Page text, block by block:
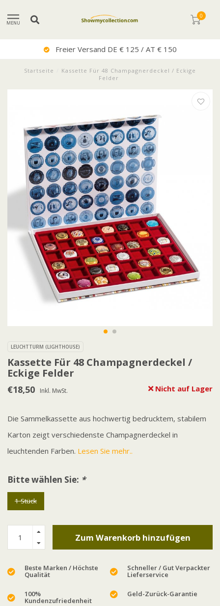
MENU
0
Freier Versand DE € 125 / AT € 150
Startseite
Kassette Für 48 Champagnerdeckel / Eckige
Felder
LEUCHTTURM (LIGHTHOUSE)
Kassette Für 48 Champagnerdeckel /
Eckige Felder
€18,50 Inkl. MwSt. Nicht auf Lager
Die Sammelkassette aus hochwertig bedrucktem, stabilem
Karton zeigt verschiedenste Champagnerdeckel in
leuchtenden Farben. Lesen Sie mehr..
Bitte wählen Sie: *
1 Stück
Zum Warenkorb hinzufügen
Beste Marken / Höchste
Qualität
Schneller / Gut Verpackter
Lieferservice
100%
Kundenzufriedenheit
Geld-Zurück-Garantie